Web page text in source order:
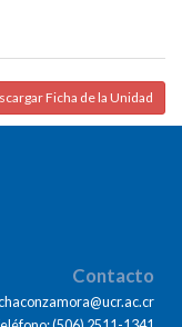
Ficha de la Unidad
Contacto